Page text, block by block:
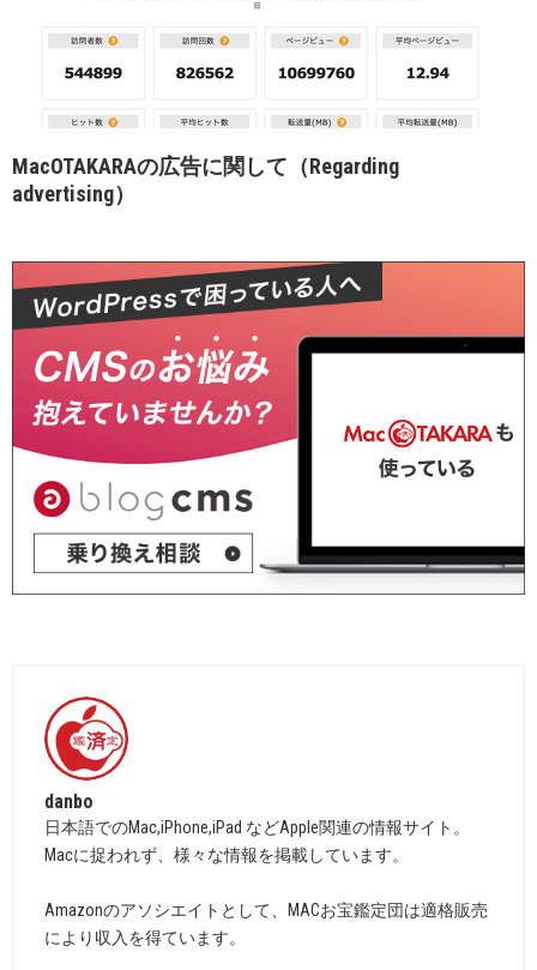
MacOTAKARAの広告に関して（Regarding
advertising）
danbo
日本語でのMac,iPhone,iPad などApple関連の情報サイト。
Macに捉われず、様々な情報を掲載しています。
Amazonのアソシエイトとして、MACお宝鑑定団は適格販売
により収入を得ています。